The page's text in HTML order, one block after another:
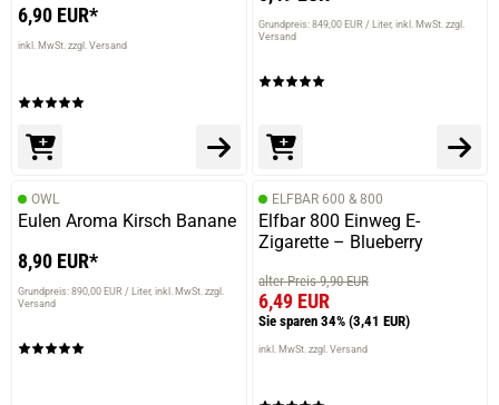
6,90 EUR*
inkl. MwSt. zzgl. Versand
Grundpreis: 849,00 EUR / Liter inkl. MwSt. zzgl.
Versand
OWL
Eulen Aroma Kirsch Banane
8,90 EUR*
Grundpreis: 890,00 EUR / Liter inkl. MwSt. zzgl.
Versand
ELFBAR 600 & 800
Elfbar 800 Einweg E-
Zigarette – Blueberry
alter Preis 9,90 EUR
6,49 EUR
Sie sparen 34% (3,41 EUR)
inkl. MwSt. zzgl. Versand